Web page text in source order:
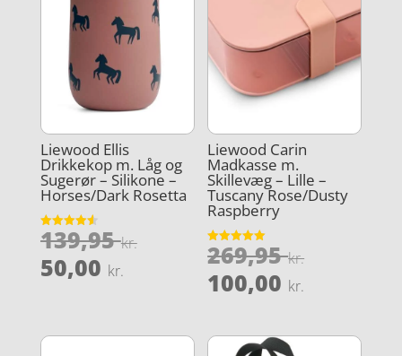
Liewood Ellis
Drikkekop m. Låg og
Sugerør – Silikone –
Horses/Dark Rosetta
Vurderet
4.6
139,95kr.Den
oprindelige
139,95 kr..
50,00 kr.
aktuelle
er:
Liewood Carin
Madkasse m.
Skillevæg – Lille –
Tuscany Rose/Dusty
Raspberry
Vurderet
5
269,95kr.Den
269,95
100,00 kr.
pris